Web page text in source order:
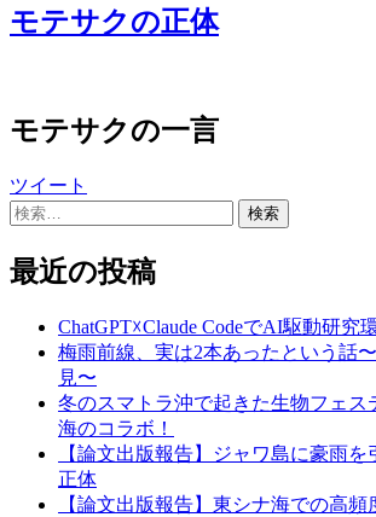
モテサクの正体
モテサクの一言
ツイート
検
最近の投稿
ChatGPT☓Claude CodeでAI駆動研究
梅雨前線、実は2本あったという話
見〜
冬のスマトラ沖で起きた生物フェス
海のコラボ！
【論文出版報告】ジャワ島に豪雨
正体
【論文出版報告】東シナ海での高